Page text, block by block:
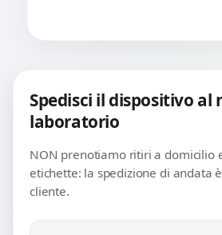
Spedisci il dispositivo al
laboratorio
NON prenotiamo ritiri a domicilio
etichette: la spedizione di andata
cliente.